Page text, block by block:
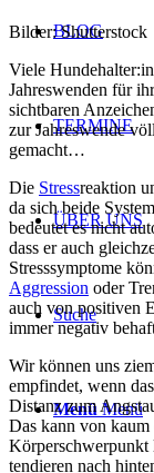
BLOG
TERMINE
ÜBER UNS
Suche
Menü Menü
Bilder: Shutterstock
Viele Hundehalt
Jahreswenden fürih
sichtbaren
zur Jahreswende
gemacht…
Die Stressreaktion
da sich beide
bedeutet es nicht
dass er auch
Stresssymptome
Aggression oder
auch von positiven
immer negativ
Wir können uns
empfindet, wenn
Distanz zum
Das kann von kaum
Körperschwerpunkt
tendieren nach